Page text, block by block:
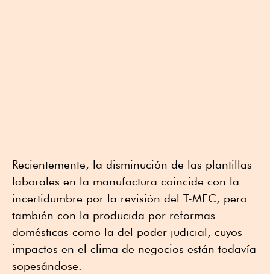
Recientemente, la disminución de las plantillas
laborales en la manufactura coincide con la
incertidumbre por la revisión del T-MEC, pero
también con la producida por reformas
domésticas como la del poder judicial, cuyos
impactos en el clima de negocios están todavía
sopesándose.